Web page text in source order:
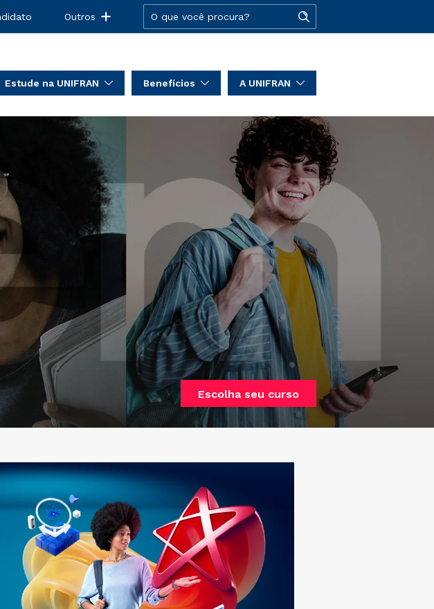
Outros
Estude na UNIFRAN Benefícios A UNIFRAN
Escolha seu curso